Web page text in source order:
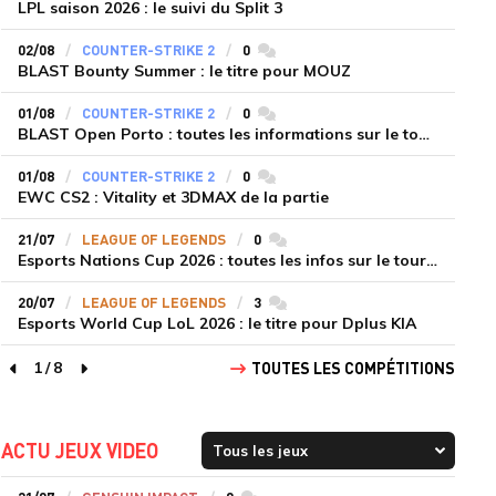
LPL saison 2026 : le suivi du Split 3
02/08 COUNTER-STRIKE 2 0commentaires
BLAST Bounty Summer : le titre pour MOUZ
01/08 COUNTER-STRIKE 2 0commentaires
BLAST Open Porto : toutes les informations sur le tournoi
01/08 COUNTER-STRIKE 2 0commentaires
EWC CS2 : Vitality et 3DMAX de la partie
21/07 LEAGUE OF LEGENDS 0commentaires
Esports Nations Cup 2026 : toutes les infos sur le tournoi
20/07 LEAGUE OF LEGENDS 3commentaires
Esports World Cup LoL 2026 : le titre pour Dplus KIA
page précédente
1/8
page suivante
TOUTES LES COMPÉTITIONS
ACTU JEUX VIDEO